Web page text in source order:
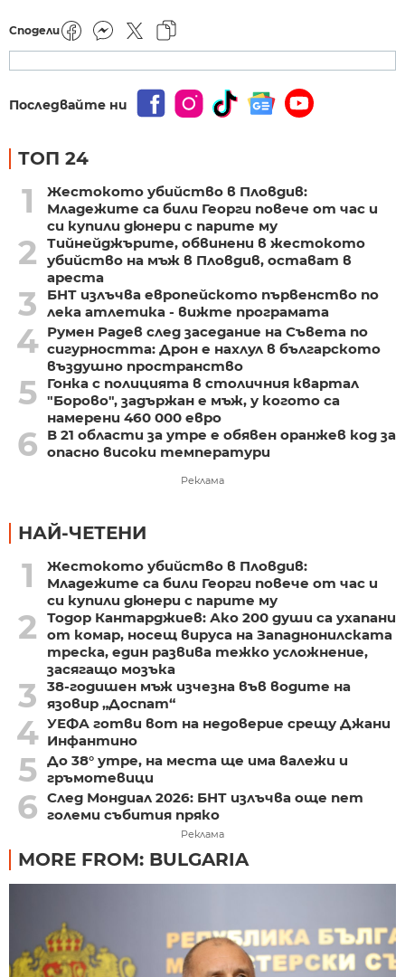
Сподели
Последвайте ни
ТОП 24
1
Жестокото убийство в Пловдив:
Младежите са били Георги повече от час и
си купили дюнери с парите му
2
Тийнейджърите, обвинени в жестокото
убийство на мъж в Пловдив, остават в
ареста
3
БНТ излъчва европейското първенство по
лека атлетика - вижте програмата
4 Румен Радев след заседание на Съвета по
сигурността: Дрон е нахлул в българското
въздушно пространство
5
Гонка с полицията в столичния квартал
"Борово", задържан е мъж, у когото са
намерени 460 000 евро
6
В 21 области за утре е обявен оранжев код за
опасно високи температури
Реклама
НАЙ-ЧЕТЕНИ
1
Жестокото убийство в Пловдив:
Младежите са били Георги повече от час и
си купили дюнери с парите му
2
Тодор Кантарджиев: Ако 200 души са ухапани
от комар, носещ вируса на Западнонилската
треска, един развива тежко усложнение,
засягащо мозъка
3
38-годишен мъж изчезна във водите на
язовир „Доспат“
4 УЕФА готви вот на недоверие срещу Джани
Инфантино
5 До 38° утре, на места ще има валежи и
гръмотевици
6 След Мондиал 2026: БНТ излъчва още пет
големи събития пряко
Реклама
MORE FROM: BULGARIA